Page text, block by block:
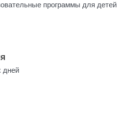
программы для детей
дней